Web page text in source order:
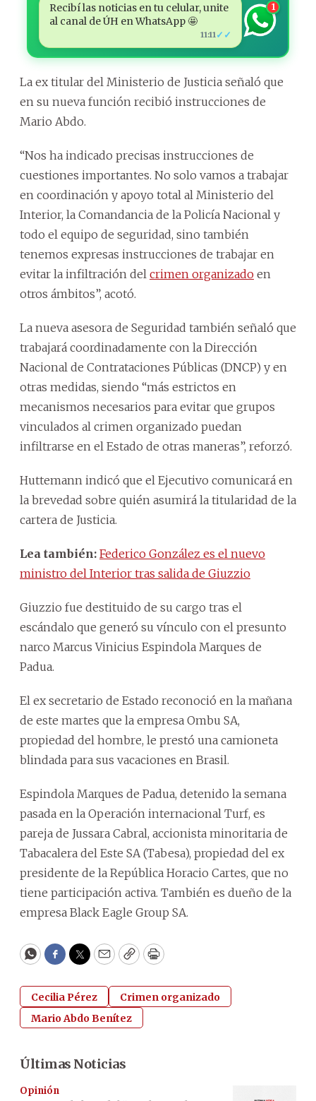
Recibí las noticias en tu celular, unite
al canal de ÚH en WhatsApp 🤩
11:11 ✓✓
1
La ex titular del Ministerio de Justicia señaló que
en su nueva función recibió instrucciones de
Mario Abdo.
“Nos ha indicado precisas instrucciones de
cuestiones importantes. No solo vamos a trabajar
en coordinación y apoyo total al Ministerio del
Interior, la Comandancia de la Policía Nacional y
todo el equipo de seguridad, sino también
tenemos expresas instrucciones de trabajar en
evitar la infiltración del crimen organizado en
otros ámbitos”, acotó.
La nueva asesora de Seguridad también señaló que
trabajará coordinadamente con la Dirección
Nacional de Contrataciones Públicas (DNCP) y en
otras medidas, siendo “más estrictos en
mecanismos necesarios para evitar que grupos
vinculados al crimen organizado puedan
infiltrarse en el Estado de otras maneras”, reforzó.
Huttemann indicó que el Ejecutivo comunicará en
la brevedad sobre quién asumirá la titularidad de la
cartera de Justicia.
Lea también: Federico González es el nuevo
ministro del Interior tras salida de Giuzzio
Giuzzio fue destituido de su cargo tras el
escándalo que generó su vínculo con el presunto
narco Marcus Vinicius Espindola Marques de
Padua.
El ex secretario de Estado reconoció en la mañana
de este martes que la empresa Ombu SA,
propiedad del hombre, le prestó una camioneta
blindada para sus vacaciones en Brasil.
Espindola Marques de Padua, detenido la semana
pasada en la Operación internacional Turf, es
pareja de Jussara Cabral, accionista minoritaria de
Tabacalera del Este SA (Tabesa), propiedad del ex
presidente de la República Horacio Cartes, que no
tiene participación activa. También es dueño de la
empresa Black Eagle Group SA.
WhatsApp
Facebook
Twitter
EmailCopyPrint
Cecilia Pérez
Crimen organizado
Mario Abdo Benítez
Últimas Noticias
Opinión